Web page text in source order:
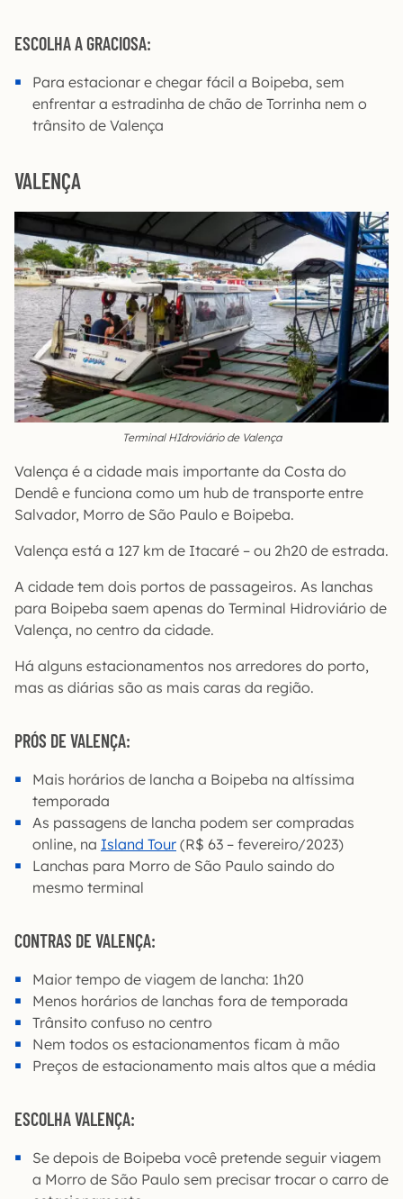
ESCOLHA A GRACIOSA:
Para estacionar e chegar fácil a Boipeba, sem
enfrentar a estradinha de chão de Torrinha nem o
trânsito de Valença
VALENÇA
Terminal HIdroviário de Valença
Valença é a cidade mais importante da Costa do
Dendê e funciona como um hub de transporte entre
Salvador, Morro de São Paulo e Boipeba.
Valença está a 127 km de Itacaré – ou 2h20 de estrada.
A cidade tem dois portos de passageiros. As lanchas
para Boipeba saem apenas do Terminal Hidroviário de
Valença, no centro da cidade.
Há alguns estacionamentos nos arredores do porto,
mas as diárias são as mais caras da região.
PRÓS DE VALENÇA:
Mais horários de lancha a Boipeba na altíssima
temporada
As passagens de lancha podem ser compradas
online, na Island Tour (R$ 63 – fevereiro/2023)
Lanchas para Morro de São Paulo saindo do
mesmo terminal
CONTRAS DE VALENÇA:
Maior tempo de viagem de lancha: 1h20
Menos horários de lanchas fora de temporada
Trânsito confuso no centro
Nem todos os estacionamentos ficam à mão
Preços de estacionamento mais altos que a média
ESCOLHA VALENÇA:
Se depois de Boipeba você pretende seguir viagem
a Morro de São Paulo sem precisar trocar o carro de